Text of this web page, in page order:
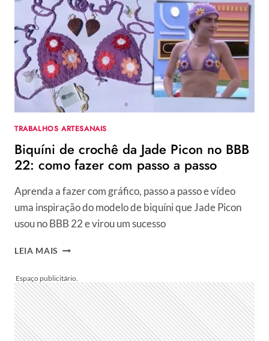
FAZER
MODELO
BUCKET
DAS
FAMOSAS
EM
CASA
TRABALHOS ARTESANAIS
Biquíni de crochê da Jade Picon no BBB
22: como fazer com passo a passo
Aprenda a fazer com gráfico, passo a passo e vídeo
uma inspiração do modelo de biquíni que Jade Picon
usou no BBB 22 e virou um sucesso
LEIA MAIS BIQUÍNI
DA
JADE
PICON
NO
BBB